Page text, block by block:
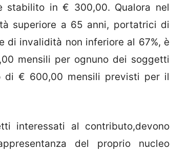
stabilito in € 300,00. Qualora nel
superiore a 65 anni, portatrici di
di invalidità non inferiore al 67%, è
mensili per ognuno dei soggetti
di € 600,00 mensili previsti per il
interessati al contributo,devono
del proprio nucleo